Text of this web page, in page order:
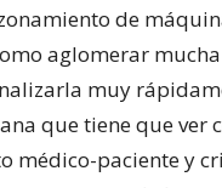
de
aglomerar
muy
que tiene que ver
médico-paciente y